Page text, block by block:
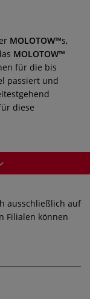
MOLOTOW™s,
MOLOTOW™
für die bis
passiert und
diese
ausschließlich auf
Filialen können